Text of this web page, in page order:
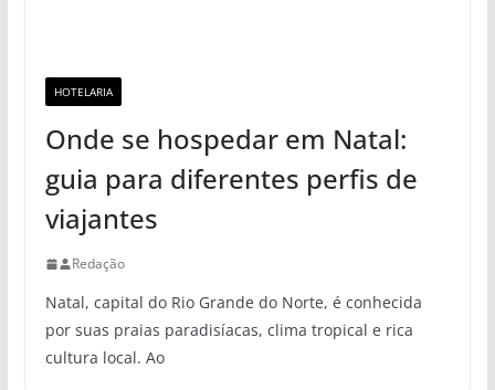
HOTELARIA
Onde se hospedar em Natal:
guia para diferentes perfis de
viajantes
Redação
Natal, capital do Rio Grande do Norte, é conhecida
por suas praias paradisíacas, clima tropical e rica
cultura local. Ao